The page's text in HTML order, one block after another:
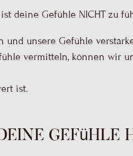
deine Gefühle NICHT zu
unsere Gefühle
vermitteln, können wir
ist.
Gefühle